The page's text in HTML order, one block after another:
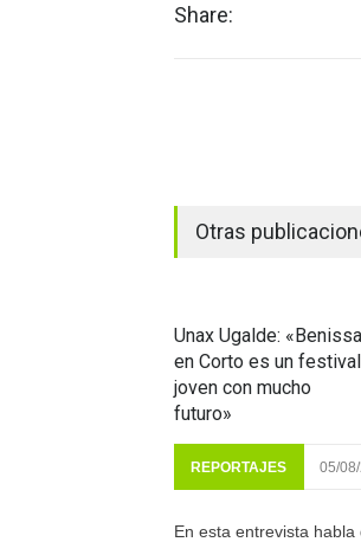
Share:
Otras
Unax Ugalde: «Benissa
en Corto es un festival
joven con mucho
futuro»
REPORTAJES 05/
En esta entrevista habla